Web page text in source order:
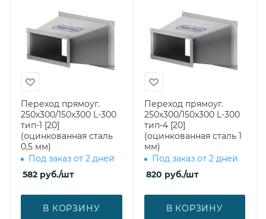
Переход прямоуг.
250х300/150х300 L-300
тип-1 [20]
(оцинкованная сталь
0,5 мм)
Под заказ от 2 дней
582 руб./шт
В КОРЗИНУ
Переход прямоуг.
250х300/150х300 L-300
тип-4 [20]
(оцинкованная сталь 1
мм)
Под заказ от 2 дней
820 руб./шт
В КОРЗИНУ